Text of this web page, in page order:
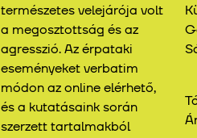
természetes velejárója volt
a megosztottság és az
agresszió. Az érpataki
eseményeket verbatim
módon az online elérhető,
és a kutatásaink során
szerzett tartalmakból